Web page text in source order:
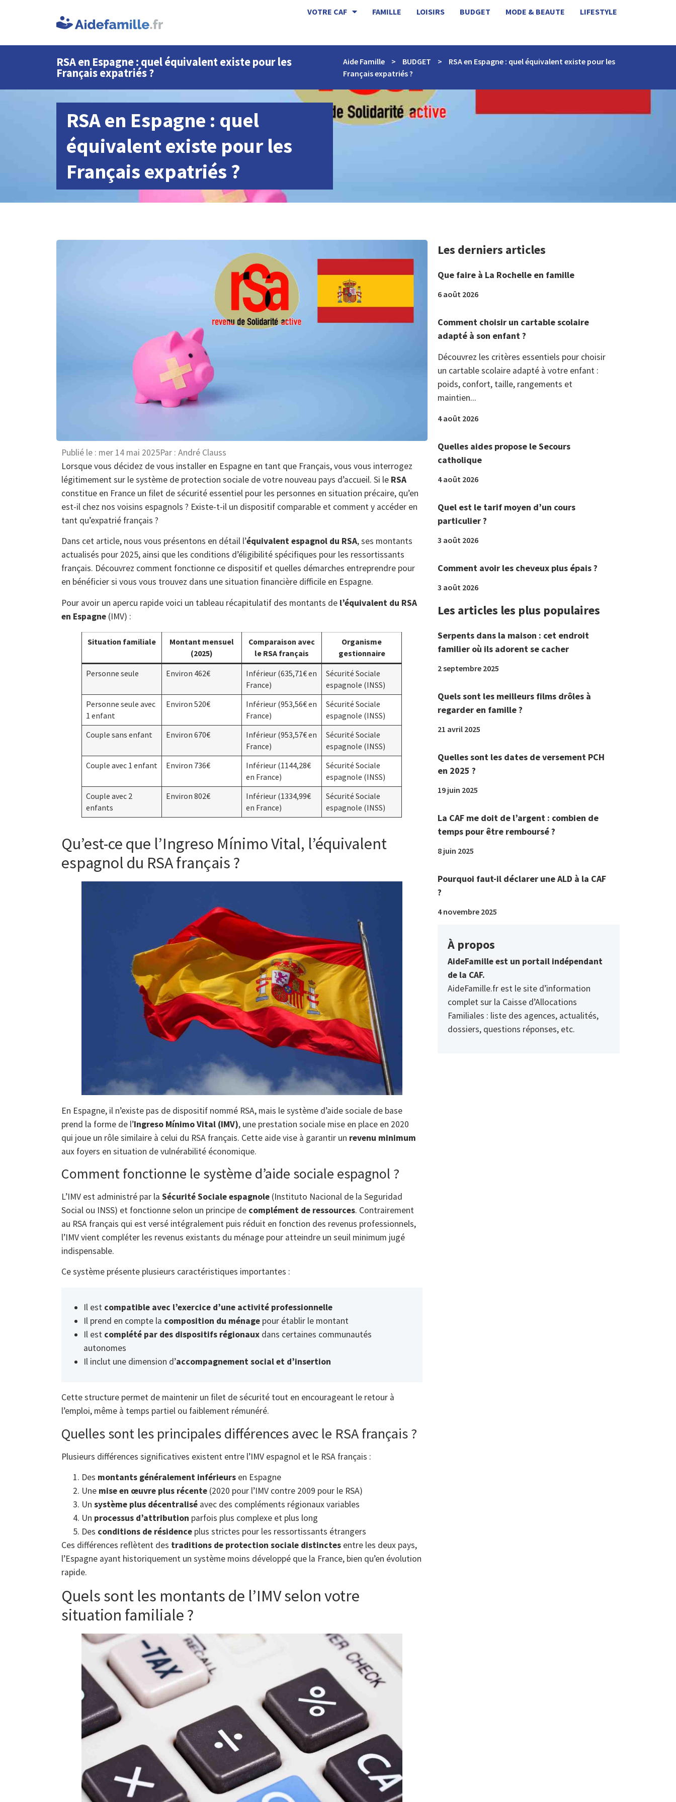
VOTRE CAF FAMILLE LOISIRS BUDGET MODE & BEAUTE LIFESTYLE
RSA en Espagne : quel équivalent existe pour les
Français expatriés ?
Aide Famille > BUDGET >
RSA en Espagne : quel équivalent existe pour les
Français expatriés ?
RSA en Espagne : quel
équivalent existe pour les
Français expatriés ?
Publié le : mer 14 mai 2025Par : André Clauss
Lorsque vous décidez de vous installer en Espagne en tant que Français, vous vous interrogez
légitimement sur le système de protection sociale de votre nouveau pays d’accueil. Si le RSA
constitue en France un filet de sécurité essentiel pour les personnes en situation précaire, qu’en
est-il chez nos voisins espagnols ? Existe-t-il un dispositif comparable et comment y accéder en
tant qu’expatrié français ?
Dans cet article, nous vous présentons en détail l’équivalent espagnol du RSA, ses montants
actualisés pour 2025, ainsi que les conditions d’éligibilité spécifiques pour les ressortissants
français. Découvrez comment fonctionne ce dispositif et quelles démarches entreprendre pour
en bénéficier si vous vous trouvez dans une situation financière difficile en Espagne.
Pour avoir un apercu rapide voici un tableau récapitulatif des montants de l’équivalent du RSA
en Espagne (IMV) :
Situation familiale
Montant mensuel
(2025)
Comparaison avec
le RSA français
Organisme
gestionnaire
Personne seule
Environ 462€
Inférieur (635,71€ en
France)
Sécurité Sociale
espagnole (INSS)
Personne seule avec
1 enfant
Environ 520€
Inférieur (953,56€ en
France)
Sécurité Sociale
espagnole (INSS)
Couple sans enfant
Environ 670€
Inférieur (953,57€ en
France)
Sécurité Sociale
espagnole (INSS)
Couple avec 1 enfant
Environ 736€
Inférieur (1144,28€
en France)
Sécurité Sociale
espagnole (INSS)
Couple avec 2
enfants
Environ 802€
Inférieur (1334,99€
en France)
Sécurité Sociale
espagnole (INSS)
Qu’est-ce que l’Ingreso Mínimo Vital, l’équivalent
espagnol du RSA français ?
En Espagne, il n’existe pas de dispositif nommé RSA, mais le système d’aide sociale de base
prend la forme de l’Ingreso Mínimo Vital (IMV), une prestation sociale mise en place en 2020
qui joue un rôle similaire à celui du RSA français. Cette aide vise à garantir un revenu minimum
aux foyers en situation de vulnérabilité économique.
Comment fonctionne le système d’aide sociale espagnol ?
L’IMV est administré par la Sécurité Sociale espagnole (Instituto Nacional de la Seguridad
Social ou INSS) et fonctionne selon un principe de complément de ressources. Contrairement
au RSA français qui est versé intégralement puis réduit en fonction des revenus professionnels,
l’IMV vient compléter les revenus existants du ménage pour atteindre un seuil minimum jugé
indispensable.
Ce système présente plusieurs caractéristiques importantes :
Il est compatible avec l’exercice d’une activité professionnelle
Il prend en compte la composition du ménage pour établir le montant
Il est complété par des dispositifs régionaux dans certaines communautés
autonomes
Il inclut une dimension d’accompagnement social et d’insertion
Cette structure permet de maintenir un filet de sécurité tout en encourageant le retour à
l’emploi, même à temps partiel ou faiblement rémunéré.
Quelles sont les principales différences avec le RSA français ?
Plusieurs différences significatives existent entre l’IMV espagnol et le RSA français :
Des montants généralement inférieurs en Espagne
Une mise en œuvre plus récente (2020 pour l’IMV contre 2009 pour le RSA)
Un système plus décentralisé avec des compléments régionaux variables
Un processus d’attribution parfois plus complexe et plus long
Des conditions de résidence plus strictes pour les ressortissants étrangers
Ces différences reflètent des traditions de protection sociale distinctes entre les deux pays,
l’Espagne ayant historiquement un système moins développé que la France, bien qu’en évolution
rapide.
Quels sont les montants de l’IMV selon votre
situation familiale ?
Les derniers articles
Que faire à La Rochelle en famille
6 août 2026
Comment choisir un cartable scolaire
adapté à son enfant ?
Découvrez les critères essentiels pour choisir
un cartable scolaire adapté à votre enfant :
poids, confort, taille, rangements et
maintien...
4 août 2026
Quelles aides propose le Secours
catholique
4 août 2026
Quel est le tarif moyen d’un cours
particulier ?
3 août 2026
Comment avoir les cheveux plus épais ?
3 août 2026
Les articles les plus populaires
Serpents dans la maison : cet endroit
familier où ils adorent se cacher
2 septembre 2025
Quels sont les meilleurs films drôles à
regarder en famille ?
21 avril 2025
Quelles sont les dates de versement PCH
en 2025 ?
19 juin 2025
La CAF me doit de l’argent : combien de
temps pour être remboursé ?
8 juin 2025
Pourquoi faut-il déclarer une ALD à la CAF
?
4 novembre 2025
À propos
AideFamille est un portail indépendant
de la CAF.
AideFamille.fr est le site d’information
complet sur la Caisse d’Allocations
Familiales : liste des agences, actualités,
dossiers, questions réponses, etc.